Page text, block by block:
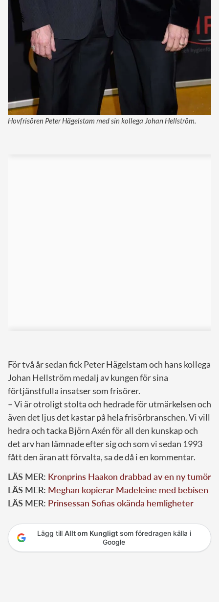
Hovfrisören Peter Hägelstam med sin kollega Johan Hellström.
För två år sedan fick Peter Hägelstam och hans kollega
Johan Hellström medalj av kungen för sina
förtjänstfulla insatser som frisörer.
– Vi är otroligt stolta och hedrade för utmärkelsen och
även det ljus det kastar på hela frisörbranschen. Vi vill
hedra och tacka Björn Axén för all den kunskap och
det arv han lämnade efter sig och som vi sedan 1993
fått den äran att förvalta, sa de då i en kommentar.
LÄS MER: Kronprins Haakon drabbad av en ny tumör
LÄS MER: Meghan kopierar Madeleine med bebisen
LÄS MER: Prinsessan Sofias okända hemligheter
Lägg till Allt om Kungligtsom föredragen källa i
Google